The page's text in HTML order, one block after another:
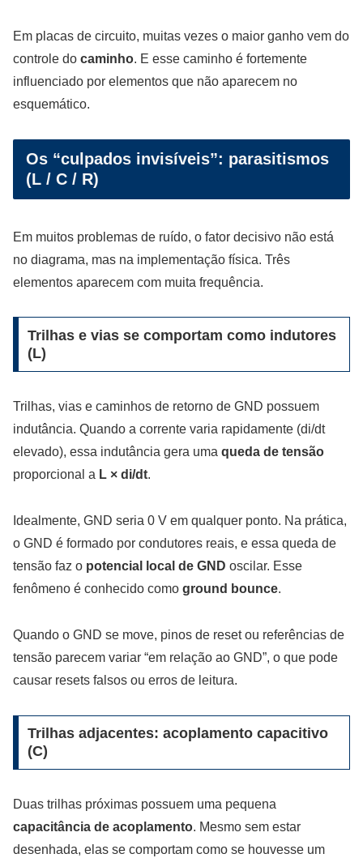
Em placas de circuito, muitas vezes o maior ganho vem do
controle do caminho. E esse caminho é fortemente
influenciado por elementos que não aparecem no
esquemático.
Os “culpados invisíveis”: parasitismos
(L / C / R)
Em muitos problemas de ruído, o fator decisivo não está
no diagrama, mas na implementação física. Três
elementos aparecem com muita frequência.
Trilhas e vias se comportam como indutores
(L)
Trilhas, vias e caminhos de retorno de GND possuem
indutância. Quando a corrente varia rapidamente (di/dt
elevado), essa indutância gera uma queda de tensão
proporcional a L × di/dt.
Idealmente, GND seria 0 V em qualquer ponto. Na prática,
o GND é formado por condutores reais, e essa queda de
tensão faz o potencial local de GND oscilar. Esse
fenômeno é conhecido como ground bounce.
Quando o GND se move, pinos de reset ou referências de
tensão parecem variar “em relação ao GND”, o que pode
causar resets falsos ou erros de leitura.
Trilhas adjacentes: acoplamento capacitivo
(C)
Duas trilhas próximas possuem uma pequena
capacitância de acoplamento. Mesmo sem estar
desenhada, elas se comportam como se houvesse um